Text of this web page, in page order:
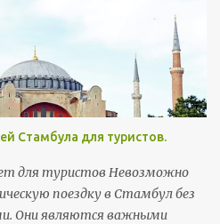
а не
без ударений (кстати, с
которые
многие слова уже не
идет произношение, в
сербской латинице, ну а
Бубашвабе (bubašvabe) -
- божьи коровки вилюшка
- транспортные средства
(Deda Mraz) - Дед Мороз
Стамбула для туристов.
для туристов Невозможно
поездку в Стамбул без
Они являются важными